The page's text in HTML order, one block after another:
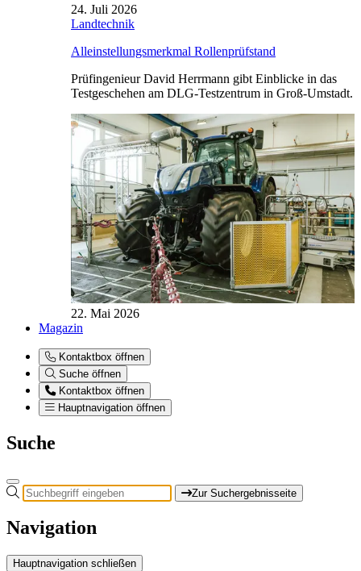
24. Juli 2026
Landtechnik
Alleinstellungsmerkmal Rollenprüfstand
Prüfingenieur David Herrmann gibt Einblicke in das
Testgeschehen am DLG-Testzentrum in Groß-Umstadt.
22. Mai 2026
Magazin
Kontaktbox öffnen
Suche öffnen
Kontaktbox öffnen
Hauptnavigation öffnen
Suche
Zur Suchergebnisseite
Navigation
Hauptnavigation schließen